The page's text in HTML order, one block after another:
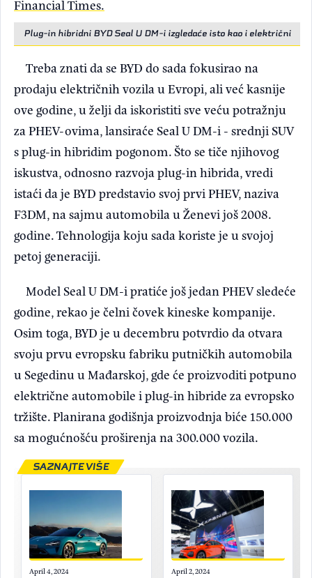
Financial Times.
Plug-in hibridni BYD Seal U DM-i izgledaće isto kao i električni
Treba znati da se BYD do sada fokusirao na
prodaju električnih vozila u Evropi, ali već kasnije
ove godine, u želji da iskoristiti sve veću potražnju
za PHEV-ovima, lansiraće Seal U DM-i - srednji SUV
s plug-in hibridim pogonom. Što se tiče njihovog
iskustva, odnosno razvoja plug-in hibrida, vredi
istaći da je BYD predstavio svoj prvi PHEV, naziva
F3DM, na sajmu automobila u Ženevi još 2008.
godine. Tehnologija koju sada koriste je u svojoj
petoj generaciji.
Model Seal U DM-i pratiće još jedan PHEV sledeće
godine, rekao je čelni čovek kineske kompanije.
Osim toga, BYD je u decembru potvrdio da otvara
svoju prvu evropsku fabriku putničkih automobila
u Segedinu u Mađarskoj, gde će proizvoditi potpuno
električne automobile i plug-in hibride za evropsko
tržište. Planirana godišnja proizvodnja biće 150.000
sa mogućnošću proširenja na 300.000 vozila.
April 4, 2024 April 2, 2024
SAZNAJTE VIŠE